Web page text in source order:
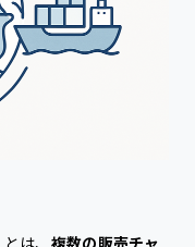
は、 複数の販売チャ